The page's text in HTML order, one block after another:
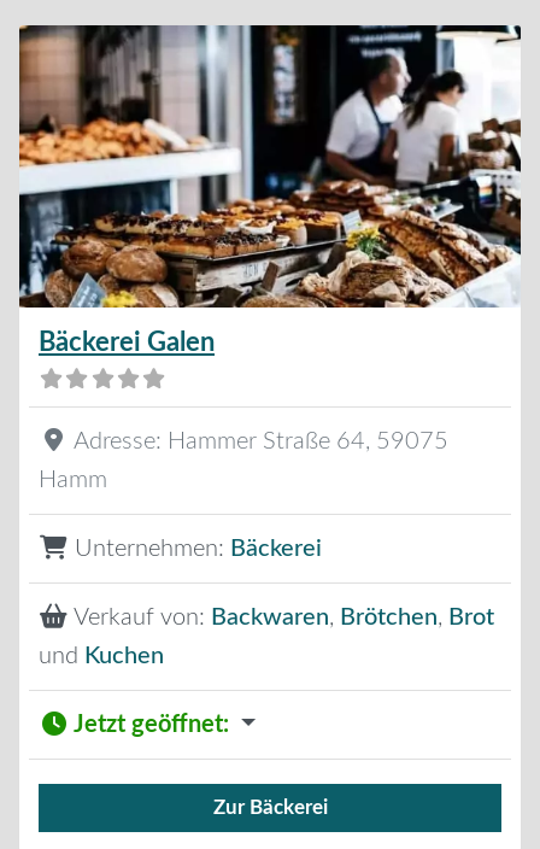
Bäckerei Galen
Adresse: Hammer Straße 64, 59075
Hamm
Unternehmen: Bäckerei
Verkauf von: Backwaren, Brötchen, Brot
und Kuchen
Jetzt geöffnet:
Verkauf von Brötchen,
Zur Bäckerei